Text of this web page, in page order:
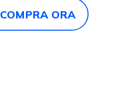
COMPRA ORA